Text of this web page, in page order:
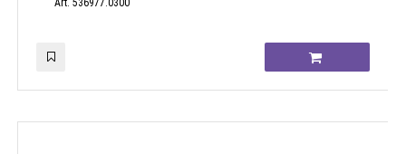
Art. 536977.0300